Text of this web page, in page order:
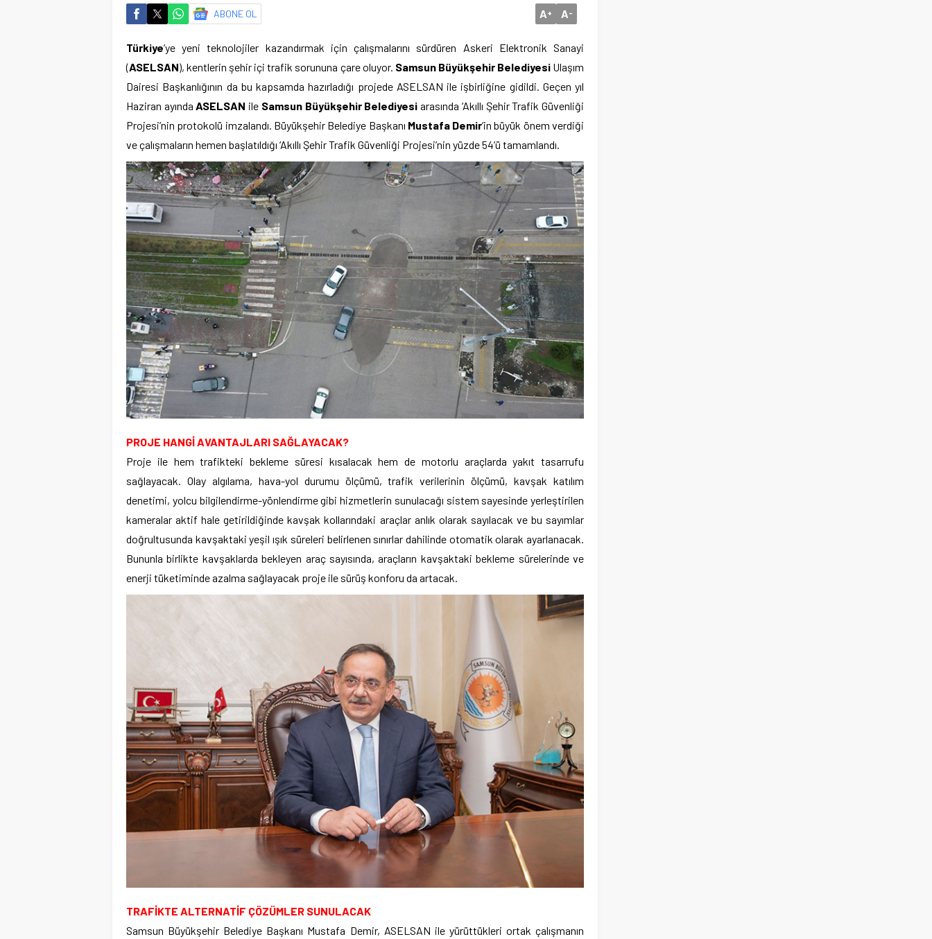
ABONE OL A+ A-
Türkiye’ye yeni teknolojiler kazandırmak için çalışmalarını sürdüren Askeri Elektronik Sanayi
(ASELSAN), kentlerin şehir içi trafik sorununa çare oluyor. Samsun Büyükşehir BelediyesiUlaşım
Dairesi Başkanlığının da bu kapsamda hazırladığı projede ASELSAN ile işbirliğine gidildi. Geçen yıl
Haziran ayındaASELSAN ile Samsun Büyükşehir Belediyesi arasında ‘Akıllı Şehir Trafik Güvenliği
Projesi’nin protokolü imzalandı. Büyükşehir Belediye Başkanı Mustafa Demir’in büyük önem verdiği
ve çalışmaların hemen başlatıldığı ‘Akıllı Şehir Trafik Güvenliği Projesi’nin yüzde 54’ü tamamlandı.
PROJE HANGİ AVANTAJLARI SAĞLAYACAK?
Proje ile hem trafikteki bekleme süresi kısalacak hem de motorlu araçlarda yakıt tasarrufu
sağlayacak. Olay algılama, hava-yol durumu ölçümü, trafik verilerinin ölçümü, kavşak katılım
denetimi, yolcu bilgilendirme-yönlendirme gibi hizmetlerin sunulacağı sistem sayesinde yerleştirilen
kameralar aktif hale getirildiğinde kavşak kollarındaki araçlar anlık olarak sayılacak ve bu sayımlar
doğrultusunda kavşaktaki yeşil ışık süreleri belirlenen sınırlar dahilinde otomatik olarak ayarlanacak.
Bununla birlikte kavşaklarda bekleyen araç sayısında, araçların kavşaktaki bekleme sürelerinde ve
enerji tüketiminde azalma sağlayacak proje ile sürüş konforu da artacak.
TRAFİKTE ALTERNATİF ÇÖZÜMLER SUNULACAK
Samsun Büyükşehir Belediye Başkanı Mustafa Demir, ASELSAN ile yürüttükleri ortak çalışmanın